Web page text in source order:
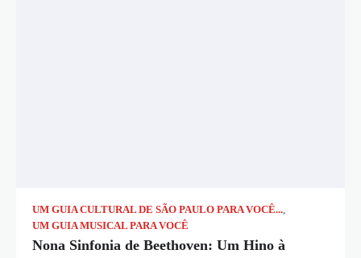
UM GUIA CULTURAL DE SÃO PAULO PARA VOCÊ...,
UM GUIA MUSICAL PARA VOCÊ
Nona Sinfonia de Beethoven: Um Hino à